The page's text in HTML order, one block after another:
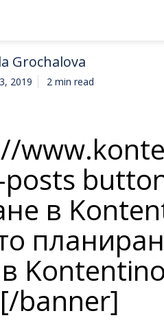
Grochalova
2019 2 min read
в
banner]